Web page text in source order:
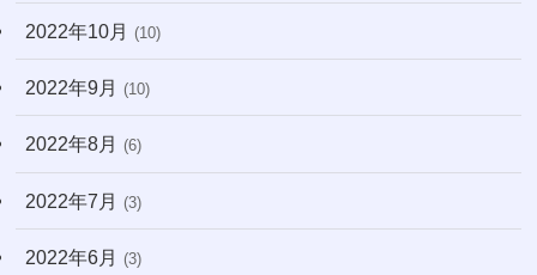
2022年10月 (10)
2022年9月 (10)
2022年8月 (6)
2022年7月 (3)
2022年6月 (3)